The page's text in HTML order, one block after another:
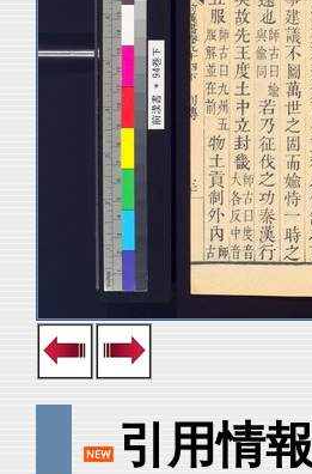
引用情報